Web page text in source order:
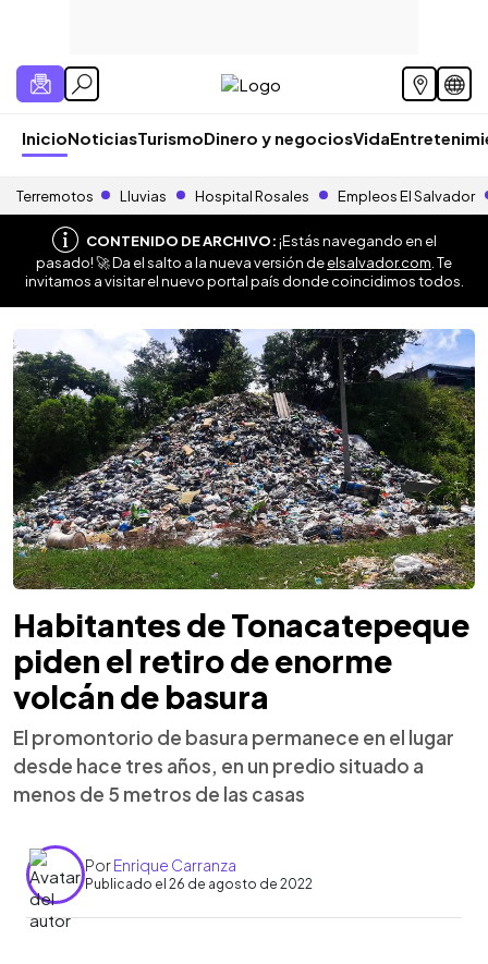
InicioNoticiasTurismoDinero y negociosVida
Terremotos Lluvias Hospital Rosales Empleos El Salvador
CONTENIDO DE ARCHIVO:¡Estás navegando en el
pasado! 🚀 Da el salto a la nueva versión deelsalvador.com . Te
invitamos a visitar el nuevo portal país donde coincidimos todos.
Habitantes de Tonacatepeque
piden el retiro de enorme
volcán de basura
El promontorio de basura permanece en el lugar
desde hace tres años, en un predio situado a
menos de 5 metros de las casas
PorEnrique Carranza
Publicado el 26 de agosto de 2022